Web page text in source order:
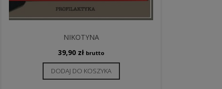
NIKOTYNA
39,90 zł brutto
DODAJ DO KOSZYKA